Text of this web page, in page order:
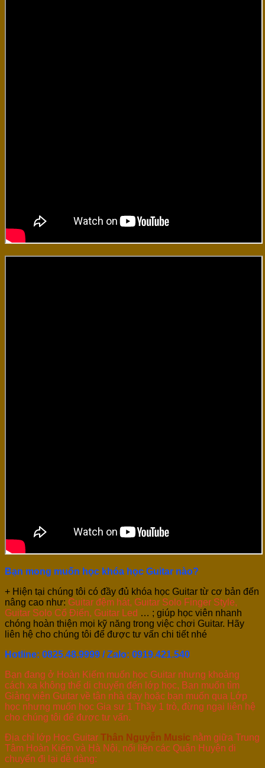
Bạn mong muốn học khóa học Guitar nào?
+ Hiện tại chúng tôi có đầy đủ khóa học Guitar từ cơ bản đến
nâng cao như: Guitar đệm hát, Guitar Solo Finger Style,
Guitar Solo Cổ Điển, Guitar Led … ; giúp học viên nhanh
chóng hoàn thiện mọi kỹ năng trong việc chơi Guitar. Hãy
liên hệ cho chúng tôi để được tư vấn chi tiết nhé
Hotline: 0825.48.9999 / Zalo: 0919.421.540
Bạn đang ở Hoàn Kiếm muốn học Guitar nhưng khoảng
cách xa không thể di chuyển đến lớp học, Bạn muốn tìm
Giảng viên Guitar về tận nhà dạy hoặc bạn muốn qua Lớp
học nhưng muốn học Gia sư 1 Thầy 1 trò, đừng ngại liên hệ
cho chúng tôi để được tư vấn.
Địa chỉ lớp Học Guitar Thân Nguyễn Music nằm giữa Trung
Tâm Hoàn Kiếm và Hà Nội, nối liền các Quận Huyện di
chuyển đi lại dễ dàng: